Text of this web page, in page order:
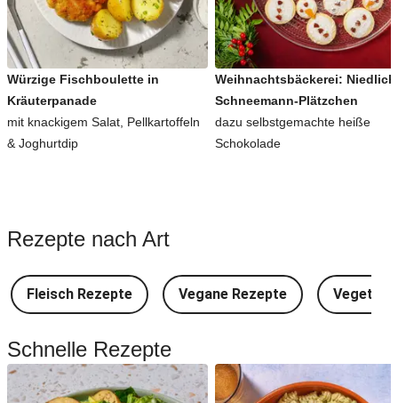
Würzige Fischboulette in
Kräuterpanade
mit knackigem Salat, Pellkartoffeln
& Joghurtdip
Weihnachtsbäckerei:
Schneemann-Plätzchen
dazu selbstgemachte heiße
Schokolade
Rezepte nach Art
Fleisch Rezepte Vegane Rezepte
Schnelle Rezepte